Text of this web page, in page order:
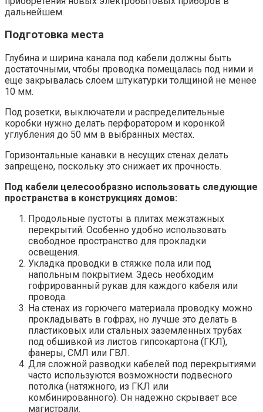
дальнейшем.
Подготовка места
Глубина и ширина канала под кабели должны быть
достаточными, чтобы проводка помещалась под ними и
еще закрывалась слоем штукатурки толщиной не менее
10 мм.
Под розетки, выключатели и распределительные
коробки нужно делать перфоратором и коронкой
углубления до 50 мм в выбранных местах.
Горизонтальные канавки в несущих стенах делать
запрещено, поскольку это снижает их прочность.
Под кабели целесообразно использовать следующие
пространства в конструкциях домов:
Продольные пустоты в плитах межэтажных
перекрытий. Особенно удобно использовать
свободное пространство для прокладки
освещения.
Укладка проводки в стяжке пола или под
напольным покрытием. Здесь необходим
гофрированный рукав для каждого кабеля или
провода.
На стенах из горючего материала проводку можно
прокладывать в гофрах, но лучше это делать в
пластиковых или стальных заземленных трубах
под обшивкой из листов гипсокартона (ГКЛ),
фанеры, СМЛ или ГВЛ.
Для сложной разводки кабелей под перекрытиями
часто используются возможности подвесного
потолка (натяжного, из ГКЛ или
комбинированного). Он надежно скрывает все
магистрали.